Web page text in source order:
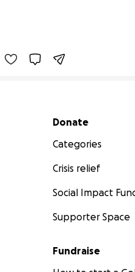
Secondary menu
Donate
Categories
Crisis relief
Social Impact
Supporter Space
Fundraise